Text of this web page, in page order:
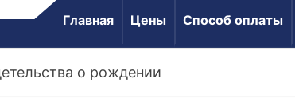
Главная Цены Способ оплаты
о рождении